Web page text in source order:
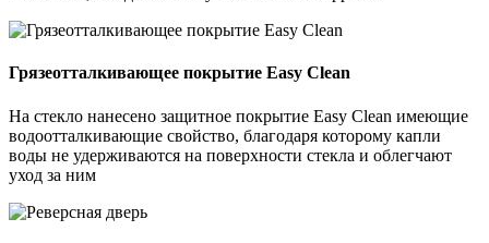
Грязеотталкивающее покрытие Easy Clean
На стекло нанесено защитное покрытие Easy Clean имеющие
водоотталкивающие свойство, благодаря которому капли
воды не удерживаются на поверхности стекла и облегчают
уход за ним